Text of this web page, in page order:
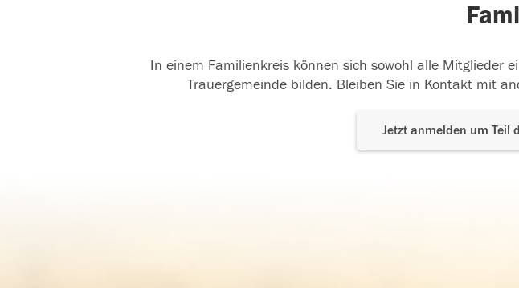
In einem Familienkreis können sich sowohl alle Mitglieder
Trauergemeinde bilden. Bleiben Sie in Kontakt mit
Jetzt anmelden um Teil